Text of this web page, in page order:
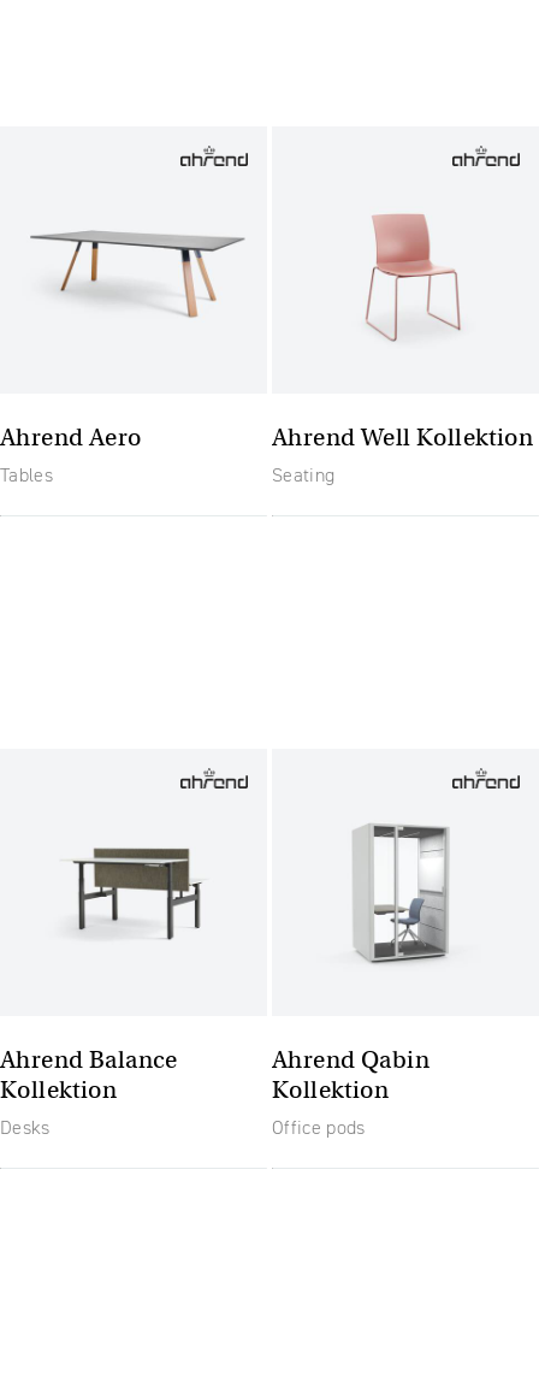
Ahrend Aero
Tables
Ahrend Well Kollektion
Seating
Ahrend Balance
Kollektion
Desks
Ahrend Qabin
Kollektion
Office pods